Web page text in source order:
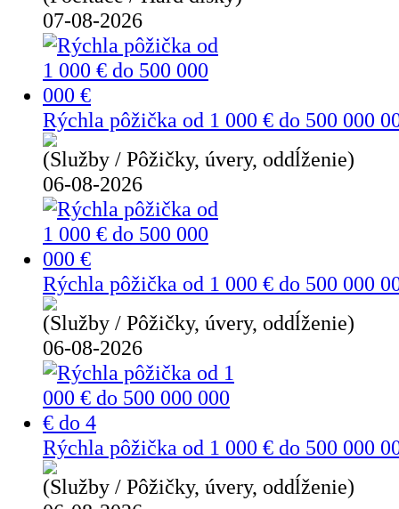
07-08-2026
Rýchla pôžička od 1 000 € do 500 000
(Služby / Pôžičky, úvery, oddĺženie)
06-08-2026
Rýchla pôžička od 1 000 € do 500 000
(Služby / Pôžičky, úvery, oddĺženie)
06-08-2026
Rýchla pôžička od 1 000 € do 500 000
(Služby / Pôžičky, úvery, oddĺženie)